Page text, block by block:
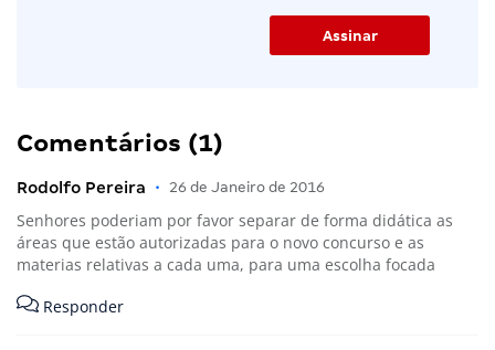
Comentários (1)
Rodolfo Pereira • 26 de Janeiro de 2016
Senhores poderiam por favor separar de forma didática as
áreas que estão autorizadas para o novo concurso e as
materias relativas a cada uma, para uma escolha focada
Responder